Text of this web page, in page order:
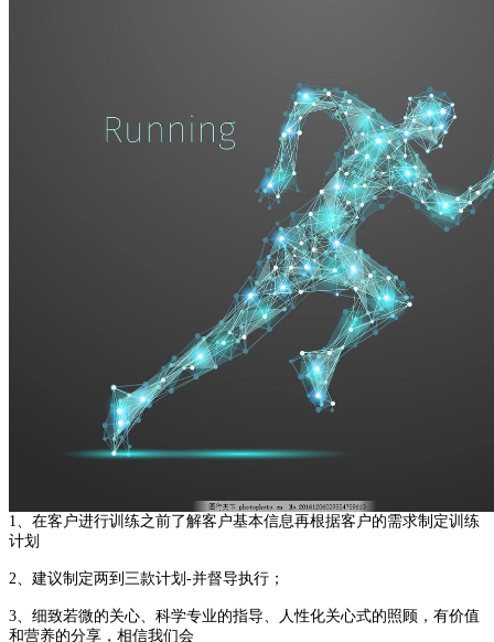
1、在客户进行训练之前了解客户基本信息再根据客户的需求制定训练
计划
2、建议制定两到三款计划-并督导执行；
3、细致若微的关心、科学专业的指导、人性化关心式的照顾，有价值
和营养的分享，相信我们会